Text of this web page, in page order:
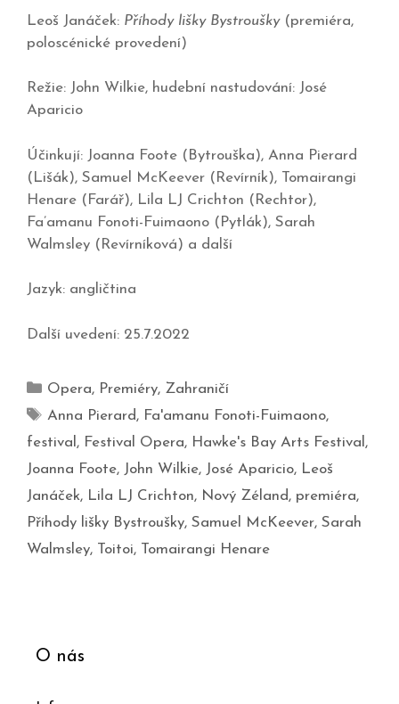
Leoš Janáček: Příhody lišky Bystroušky(premiéra,
poloscénické provedení)
Režie: John Wilkie, hudební nastudování: José
Aparicio
Účinkují: Joanna Foote (Bytrouška), Anna Pierard
(Lišák), Samuel McKeever (Revírník), Tomairangi
Henare (Farář), Lila LJ Crichton (Rechtor),
Fa’amanu Fonoti-Fuimaono (Pytlák), Sarah
Walmsley (Revírníková) a další
Jazyk: angličtina
Další uvedení: 25.7.2022
Opera, Premiéry, Zahraničí
Anna Pierard, Fa'amanu Fonoti-Fuimaono,
festival , Festival Opera, Hawke's Bay Arts Festival ,
Joanna Foote, John Wilkie, José Aparicio, Leoš
Janáček, Lila LJ Crichton, Nový Zéland, premiéra,
Příhody lišky Bystroušky, Samuel McKeever, Sarah
Walmsley, Toitoi, Tomairangi Henare
O nás